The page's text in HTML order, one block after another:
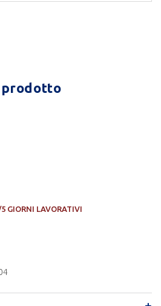
prodotto
GIORNI LAVORATIVI